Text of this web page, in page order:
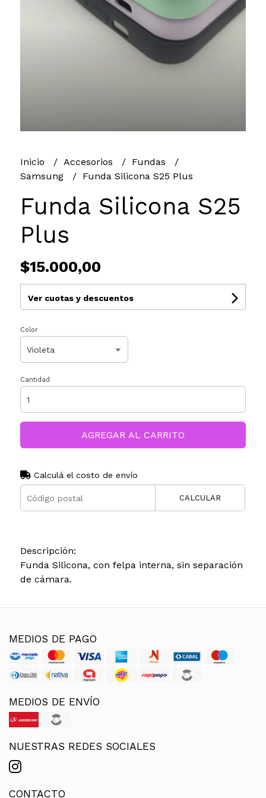
Inicio Accesorios
Fundas
Samsung
Funda Silicona S25 Plus
Funda Silicona S25
Plus
$15.000,00
Ver cuotas y descuentos
Color
Cantidad
AGREGAR AL CARRITO
Calculá el costo de envío
CALCULAR
Descripción:
Funda Silicona, con felpa interna, sin separación
de cámara.
MEDIOS DE PAGO
MEDIOS DE ENVÍO
NUESTRAS REDES SOCIALES
CONTACTO